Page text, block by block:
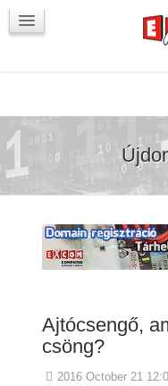
VörösmartyKOCKA
Ajtócsengő,
csöng?
2016 October 21